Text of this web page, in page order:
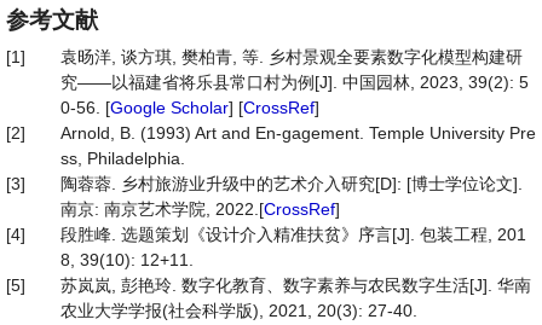
参考文献
[1]
袁旸洋, 谈方琪, 樊柏青, 等. 乡村景观全要素数字化模型构建研
究——以福建省将乐县常口村为例[J]. 中国园林, 2023, 39(2): 5
0-56. [Google Scholar] [CrossRef]
[2]
Arnold, B. (1993) Art and En-gagement. Temple University Pre
ss, Philadelphia.
[3]
陶蓉蓉. 乡村旅游业升级中的艺术介入研究[D]: [博士学位论文].
南京: 南京艺术学院, 2022.[CrossRef]
[4]
段胜峰. 选题策划《设计介入精准扶贫》序言[J]. 包装工程, 201
8, 39(10): 12+11.
[5]
苏岚岚, 彭艳玲. 数字化教育、数字素养与农民数字生活[J]. 华南
农业大学学报(社会科学版), 2021, 20(3): 27-40.